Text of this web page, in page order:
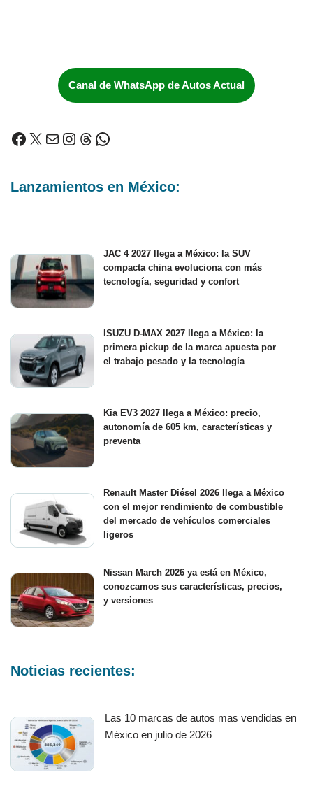
Canal de WhatsApp de Autos Actual
Lanzamientos en México:
JAC 4 2027 llega a México: la SUV
compacta china evoluciona con más
tecnología, seguridad y confort
ISUZU D-MAX 2027 llega a México: la
primera pickup de la marca apuesta por
el trabajo pesado y la tecnología
Kia EV3 2027 llega a México: precio,
autonomía de 605 km, características y
preventa
Renault Master Diésel 2026 llega a México
con el mejor rendimiento de combustible
del mercado de vehículos comerciales
ligeros
Nissan March 2026 ya está en México,
conozcamos sus características, precios,
y versiones
Noticias recientes:
Las 10 marcas de autos mas vendidas en
México en julio de 2026